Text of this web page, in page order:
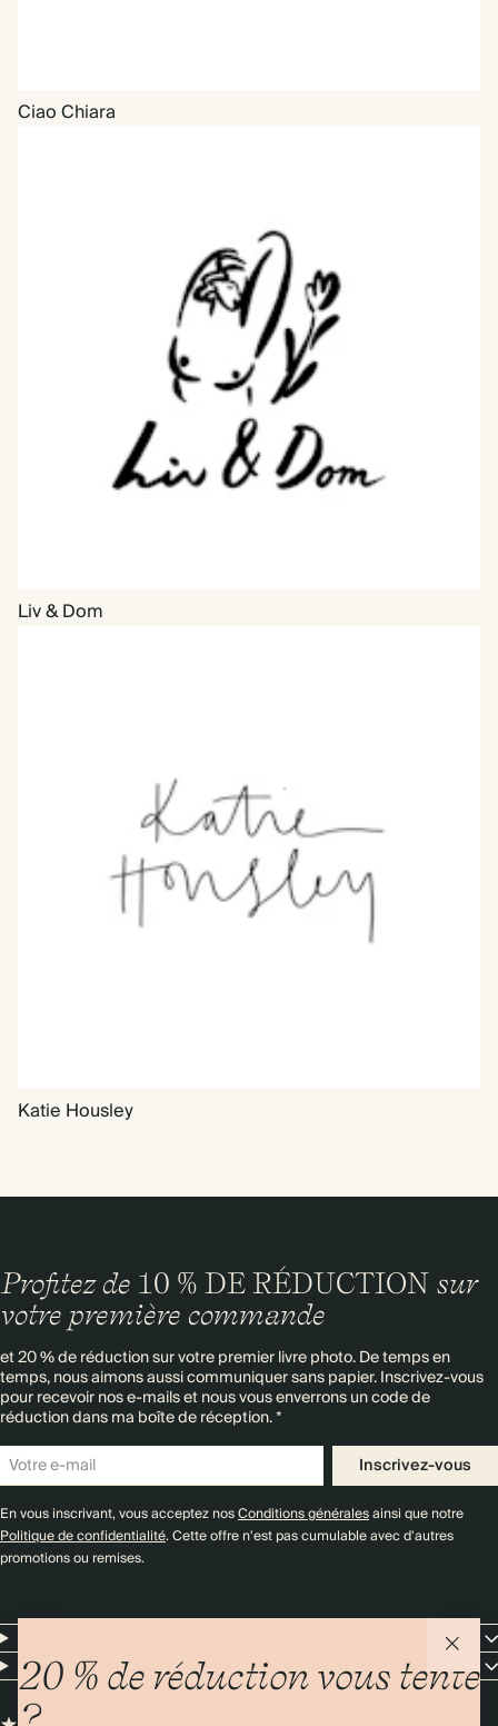
Ciao Chiara
Liv & Dom
Katie Housley
20 % de réduction vous tente
Profitez de 10 % DE RÉDUCTION sur
votre première commande
et 20 % de réduction sur votre premier livre photo. De temps en
temps, nous aimons aussi communiquer sans papier. Inscrivez-vous
pour recevoir nos e-mails et nous vous enverrons un code de
réduction dans ma boîte de réception. *
Inscrivez-vous
En vous inscrivant, vous acceptez nosConditions généralesainsi que notre
Politique de confidentialité. Cette offre n'est pas cumulable avec d'autres
promotions ou remises.
Entreprise